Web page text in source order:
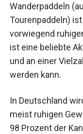
Wanderpaddeln
Tourenpaddeln)
vorwiegend
ist eine beliebte
und an einer
werden kann.
In Deutschland
meist ruhigen
98 Prozent der